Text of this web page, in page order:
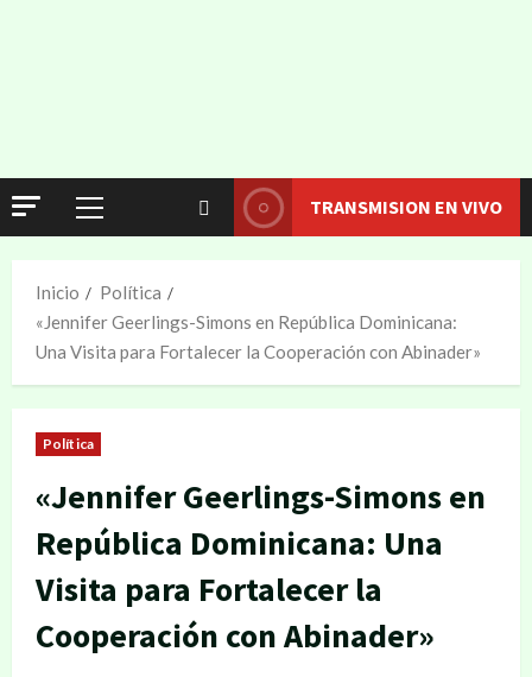
TRANSMISION EN VIVO
Inicio
Política
«Jennifer Geerlings-Simons en República Dominicana:
Una Visita para Fortalecer la Cooperación con Abinader»
Política
«Jennifer Geerlings-Simons en
República Dominicana: Una
Visita para Fortalecer la
Cooperación con Abinader»